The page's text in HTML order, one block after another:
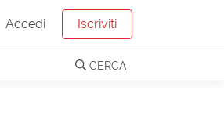
Accedi Iscriviti
CERCA